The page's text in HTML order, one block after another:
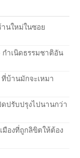
านใหม่ในซอย
ำเนิดธรรมชาติอัน
ที่บ้านมักจะเหมา
ปรับปรุงไปนานกว่า
มืองที่ถูกลิขิตให้ต้อง